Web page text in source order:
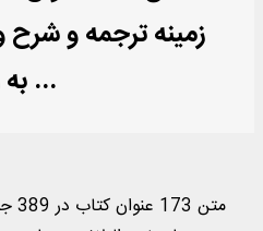
زمینه ترجمه و شرح
به زبان عربی و فارسی ...